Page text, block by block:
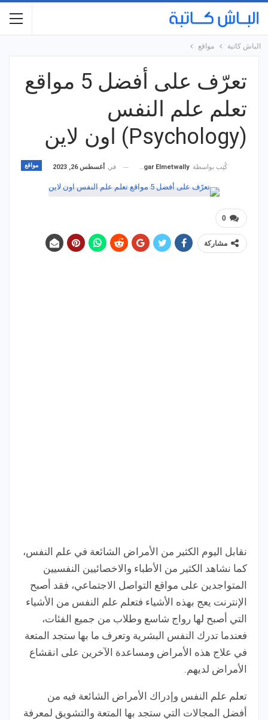
الباش كاتبة مواقع
تعرّف على أفضل 5 مواقع
تعلم علم النفس
(Psychology) اون لاين
مواقع كُتِب بواسطة Hagar Elmetwally في أغسطس 26, 2023
0
مشاركة
نقابل اليوم الكثير من الأمراض الشائعة في علم النفس،
كما نشاهد الكثير من الأطباء والاخصائيين النفسيين
المتواجدين على مواقع التواصل الاجتماعي، فقد أصبح
الإنترنت يعج بهذه الأشياء فتعلم علم النفس من الأشياء
التي أصبح لها رواج شاسع وطلاب من جميع الفئات،
فعندما تدرك النفس البشرية وتعرف ما بها ستجد المتعة
في علاج هذه الأمراض ومساعدة الآخرين على انقشاع
الأمراض لديهم.
تعلم علم النفس وإدراك الأمراض الشائعة فيه من
أفضل المجالات التي ستجد بها المتعة والتشويق لمعرفة